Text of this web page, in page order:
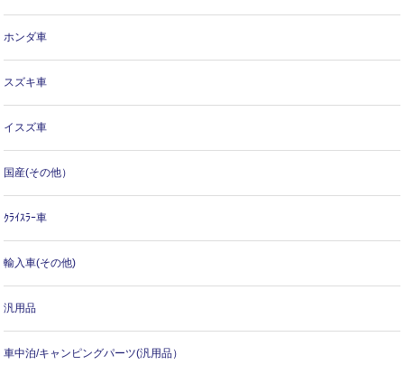
ホンダ車
スズキ車
イスズ車
国産(その他）
ｸﾗｲｽﾗｰ車
輸入車(その他)
汎用品
車中泊/キャンピングパーツ(汎用品）